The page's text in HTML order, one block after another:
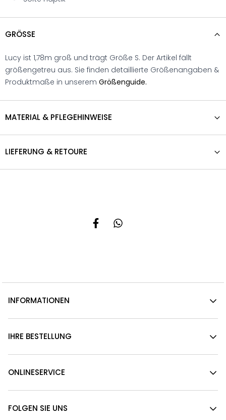
GRÖSSE
Lucy ist 1,78m groß und trägt Größe S. Der Artikel fällt
größengetreu aus. Sie finden detaillierte Größenangaben &
Produktmaße in unserem Größenguide.
MATERIAL & PFLEGEHINWEISE
LIEFERUNG & RETOURE
INFORMATIONEN
IHRE BESTELLUNG
ONLINESERVICE
FOLGEN SIE UNS